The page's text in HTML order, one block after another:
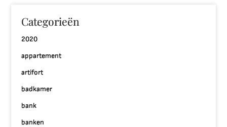
Categorieën
2020
appartement
artifort
badkamer
bank
banken